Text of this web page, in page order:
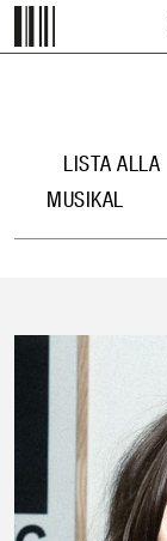
LISTA ALLA
MUSIKAL